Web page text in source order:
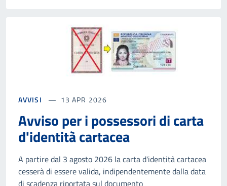
AVVISI 13 APR 2026
Avviso per i possessori di carta
d'identità cartacea
A partire dal 3 agosto 2026 la carta d'identità cartacea
cesserà di essere valida, indipendentemente dalla data
di scadenza riportata sul documento